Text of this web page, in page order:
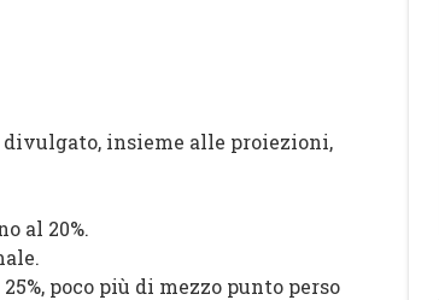
insieme alle proiezioni,
al 20%.
poco più di mezzo punto perso